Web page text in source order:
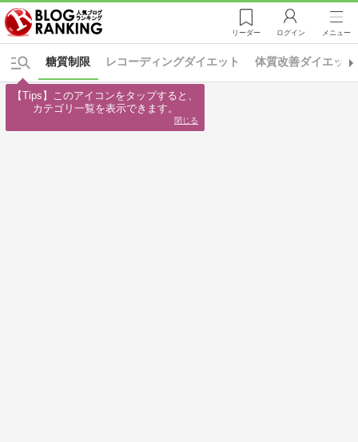
リーダー ログイン メニュー
レコーディングダイエット 体質改善ダイエット
糖質制限
【Tips】このアイコンをタップすると、
カテゴリ一覧を表示できます。
閉じる